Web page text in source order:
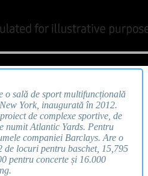
o sală de sport multifuncțională
York, inaugurată în 2012.
de complexe sportive, de
numit Atlantic Yards. Pentru
companiei Barclays. Are o
de locuri pentru baschet, 15,795
pentru concerte și 16.000